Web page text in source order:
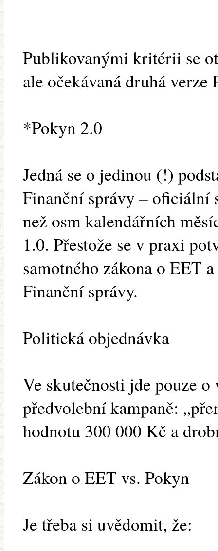
Publikovanými kritérii se
ale očekávaná druhá
*Pokyn 2.0
Jedná se o jedinou (!)
Finanční správy – oficiální
než osm kalendářních
1.0. Přestože se v praxi
samotného zákona o EET
Finanční správy.
Politická objednávka
Ve skutečnosti jde pouze
předvolební kampaně:
hodnotu 300 000 Kč a
Zákon o EET vs. Pokyn
Je třeba si uvědomit, že: